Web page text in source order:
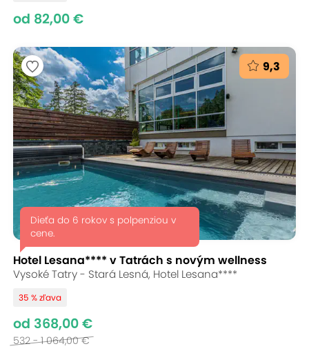
od 82,00 €
9,3
Dieťa do 6 rokov s polpenziou v
cene.
Hotel Lesana**** v Tatrách s novým wellness
Vysoké Tatry - Stará Lesná, Hotel Lesana****
35 % zľava
od 368,00 €
532 - 1 064,00 €